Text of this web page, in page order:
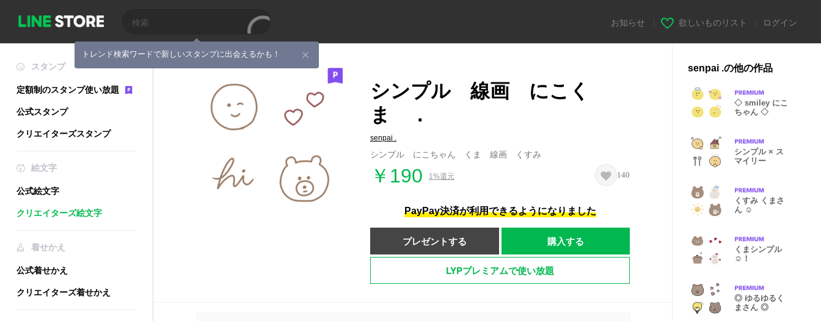
トレンド検索ワードで新しいスタンプに出会えるかも！
お知らせ 欲しいものリスト ログイン
スタンプ
定額制のスタンプ使い放題
公式スタンプ
クリエイターズスタンプ
絵文字
公式絵文字
クリエイターズ絵文字
着せかえ
公式着せかえ
クリエイターズ着せかえ
シンプル 線画 にこく
ま ．
senpai .
シンプル にこちゃん くま 線画 くすみ
￥190 1%還元 140
PayPay決済が利用できるようになりました
プレゼントする 購入する
LYPプレミアムで使い放題
senpai .の他の作品
◇ smiley にこ
ちゃん ◇
シンプル × ス
マイリー
くすみ くまさ
ん ☺︎
くまシンプル
☺︎！
◎ ゆるゆるく
まさん ◎